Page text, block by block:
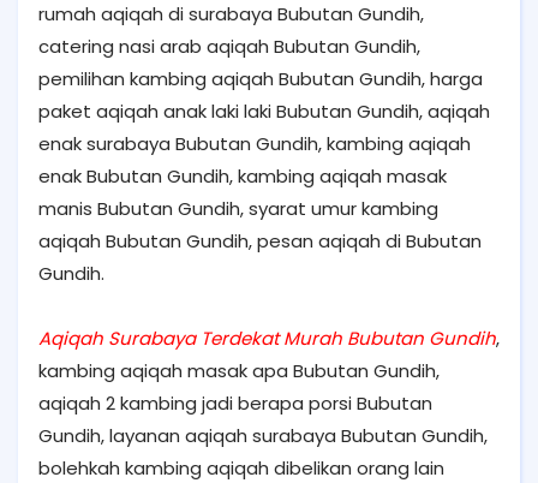
rumah aqiqah di surabaya Bubutan Gundih,
catering nasi arab aqiqah Bubutan Gundih,
pemilihan kambing aqiqah Bubutan Gundih, harga
paket aqiqah anak laki laki Bubutan Gundih, aqiqah
enak surabaya Bubutan Gundih, kambing aqiqah
enak Bubutan Gundih, kambing aqiqah masak
manis Bubutan Gundih, syarat umur kambing
aqiqah Bubutan Gundih, pesan aqiqah di Bubutan
Gundih.
Aqiqah Surabaya Terdekat Murah Bubutan Gundih,
kambing aqiqah masak apa Bubutan Gundih,
aqiqah 2 kambing jadi berapa porsi Bubutan
Gundih, layanan aqiqah surabaya Bubutan Gundih,
bolehkah kambing aqiqah dibelikan orang lain